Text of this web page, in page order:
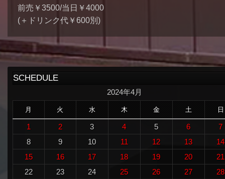
前売￥3500/当日￥4000
(＋ドリンク代￥600別)
SCHEDULE
2024年4月
月 火 水 木 金 土 日
1 2 3 4 5 6
7
8
9 10 11 12 13
14
15
16 17 18 19 20
21
22
23 24 25 26 27
28